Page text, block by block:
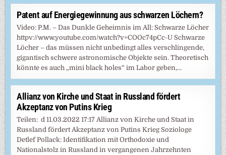
Patent auf Energiegewinnung aus schwarzen Löchern?
Video: P.M. – Das Dunkle Geheimnis im All: Schwarze Löcher
httpv://www.youtube.com/watch?v=COOc74pCc-U Schwarze
Löcher – das müssen nicht unbedingt alles verschlingende,
gigantisch schwere astronomische Objekte sein. Theoretisch
könnte es auch „mini black holes“ im Labor geben,…
Allianz von Kirche und Staat in Russland fördert
Akzeptanz von Putins Krieg
Teilen: d 11.03.2022 17:17 Allianz von Kirche und Staat in
Russland fördert Akzeptanz von Putins Krieg Soziologe
Detlef Pollack: Identifikation mit Orthodoxie und
Nationalstolz in Russland in vergangenen Jahrzehnten